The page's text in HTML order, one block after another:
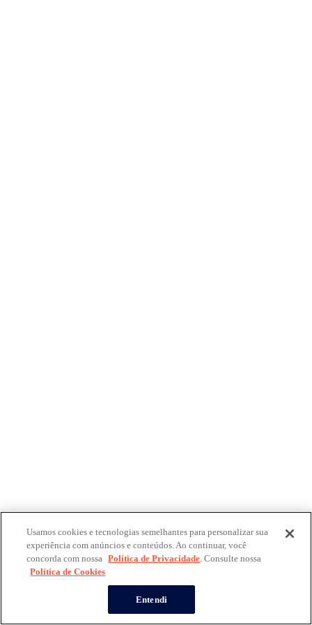
Usamos cookies e tecnologias semelhantes para personalizar sua
experiência com anúncios e conteúdos. Ao continuar, você
concorda com nossa Política de Privacidade. Consulte nossa
Política de Cookies
Entendi